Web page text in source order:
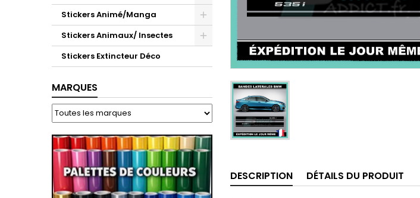
Stickers Animé/Manga
Stickers Animaux/ Insectes
Stickers Extincteur Déco
MARQUES
DESCRIPTION DÉTAILS DU PRODUIT